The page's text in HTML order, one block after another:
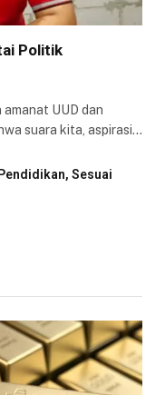
Politik
UUD dan
suara kita, aspirasi…
Sesuai